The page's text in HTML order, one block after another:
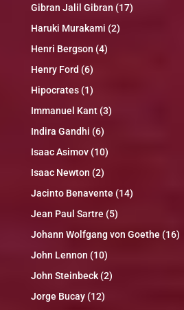
Gibran Jalil Gibran (17)
Haruki Murakami (2)
Henri Bergson (4)
Henry Ford (6)
Hipocrates(1)
Immanuel Kant(3)
Indira Gandhi (6)
Isaac Asimov(10)
Isaac Newton (2)
Jacinto Benavente (14)
Jean Paul Sartre (5)
Johann Wolfgang von Goethe (16)
John Lennon (10)
John Steinbeck(2)
Jorge Bucay(12)